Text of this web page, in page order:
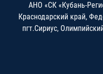
АНО «СК «Кубань-
Краснодарский край,
пгт.Сириус,